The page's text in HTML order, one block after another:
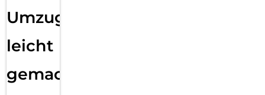
Umzug
leicht
gemacht!